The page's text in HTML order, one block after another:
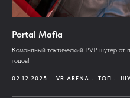
Portal Mafia
Командный тактический PVP шутер от
годов!
02.12.2025 VR ARENA ТОП